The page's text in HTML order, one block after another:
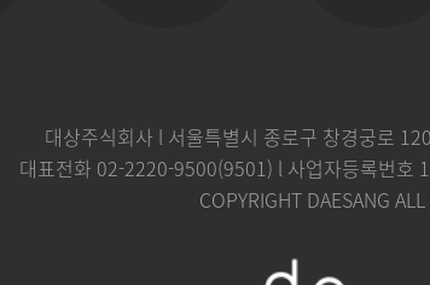
대상주식회사 l 서울특별시 종로구 창경궁로
대표전화 02-2220-9500(9501) l 사업자등록번호
COPYRIGHT DAESANG